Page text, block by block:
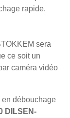
rapide.
sera
ce soit un
caméra vidéo
débouchage
DILSEN-